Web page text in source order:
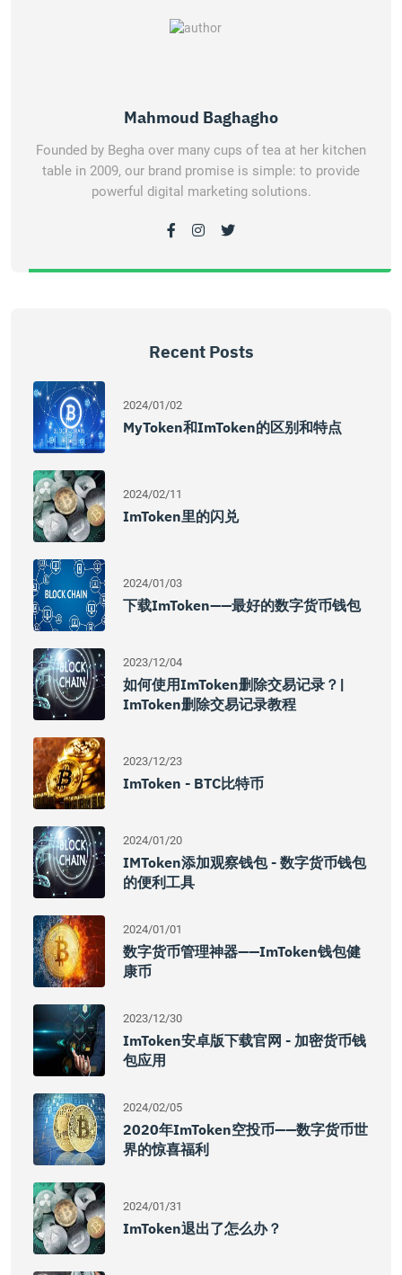
Mahmoud Baghagho
Founded by Begha over many cups of tea at her kitchen
table in 2009, our brand promise is simple: to provide
powerful digital marketing solutions.
Recent Posts
2024/01/02
MyToken和imToken的区别和特点
2024/02/11
ImToken里的闪兑
2024/01/03
下载imToken——最好的数字货币钱包
2023/12/04
如何使用imToken删除交易记录？|
ImToken删除交易记录教程
2023/12/23
ImToken - BTC比特币
2024/01/20
IMToken添加观察钱包 - 数字货币钱包
的便利工具
2024/01/01
数字货币管理神器——imToken钱包健
康币
2023/12/30
ImToken安卓版下载官网 - 加密货币钱
包应用
2024/02/05
2020年imToken空投币——数字货币世
界的惊喜福利
2024/01/31
ImToken退出了怎么办？